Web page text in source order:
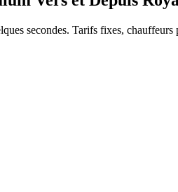
secondes. Tarifs fixes,